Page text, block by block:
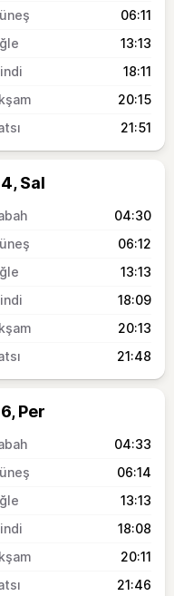
06:11
13:13
18:11
20:15
21:51
Sal
04:30
06:12
13:13
18:09
20:13
21:48
Per
04:33
06:14
13:13
18:08
20:11
21:46